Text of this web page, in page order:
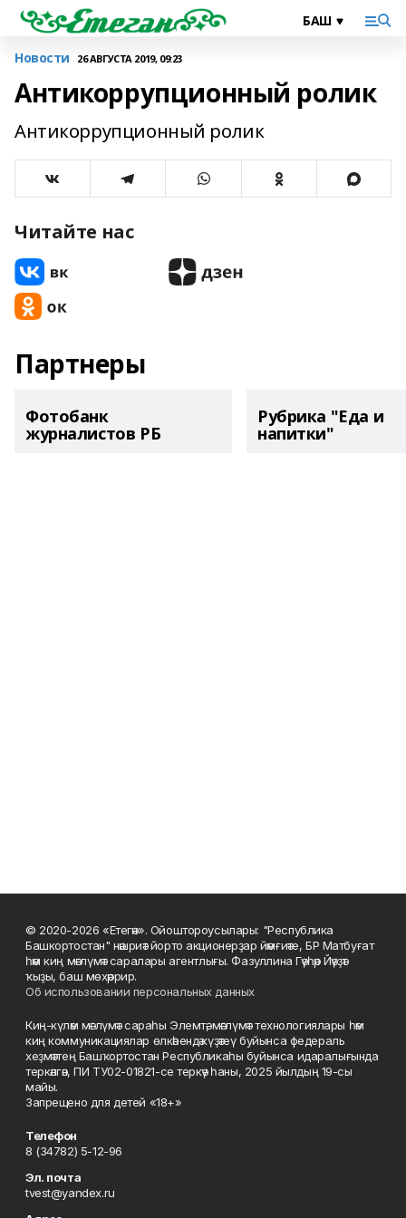
Новости 26 АВГУСТА 2019, 09:23
Антикоррупционный ролик
Антикоррупционный ролик
Читайте нас
Партнеры
Фотобанк
журналистов РБ
Рубрика "Еда и
напитки"
© 2020-2026 «Етегән». Ойоштороусылары: "Республика
Башкортостан" нәшриәт йорто акционерҙар йәмғиәте, БР Матбуғат
һәм киң мәғлүмәт саралары агентлығы. Фазуллина Гәүһәр Йәүҙәт
ҡыҙы, баш мөхәррир.
Об использовании персональных данных
Киң-күләм мәғлүмәт сараһы Элемтә, мәғлүмәт технологиялары һәм
киң коммуникациялар өлкәһендә күҙәтеү буйынса федераль
хеҙмәттең Башҡортостан Республикаһы буйынса идаралығында
теркәлгән, ПИ ТУ02-01821-се теркәү һаны, 2025 йылдың 19-сы
майы.
Запрещено для детей «18+»
Телефон
8 (34782) 5-12-96
Эл. почта
tvest@yandex.ru